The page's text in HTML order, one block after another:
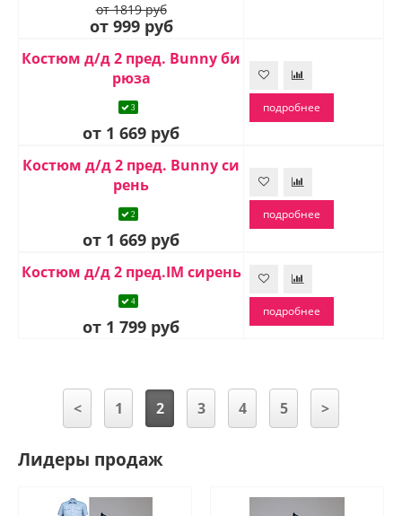
от 1819 руб
от 999 руб
Костюм д/д 2 пред. Bunny би
рюза
3
от 1 669 руб
подробнее
Костюм д/д 2 пред. Bunny си
рень
2
от 1 669 руб
подробнее
Костюм д/д 2 пред.IM сирень
4
от 1 799 руб
подробнее
< 1 2 3 4 5 >
Лидеры продаж